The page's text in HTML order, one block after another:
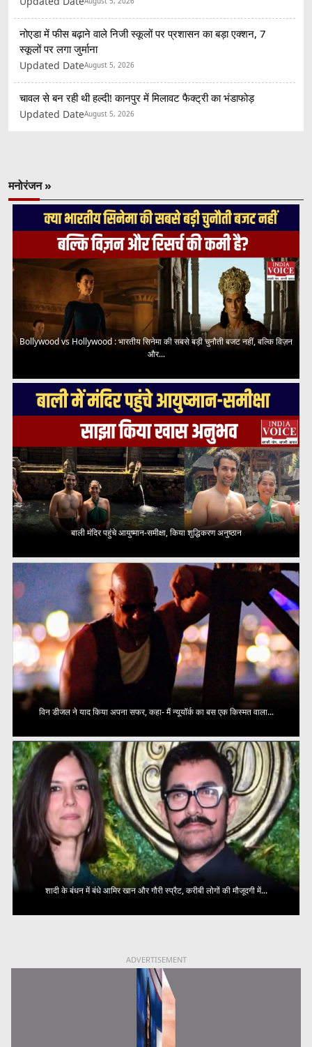
नोएडा में फीस बढ़ाने वाले निजी स्कूलों पर प्रशासन का बड़ा एक्शन, 7
स्कूलों पर लगा जुर्माना
Updated DateAugust 5, 2026
चावल से बन रही थी हल्दी! कानपुर में मिलावट फैक्ट्री का भंडाफोड़
Updated DateAugust 5, 2026
मनोरंजन »
Bollywood vs Hollywood : भारतीय सिनेमा की सबसे बड़ी चुनौती बजट नहीं, बल्कि विज़न
और...
बाली मंदिर पहुंचे आयुष्मान-समीक्षा, किया शुद्धिकरण अनुष्ठान
विन डीजल ने याद किया अपना सफर, कहा- मैं न्यूयॉर्क का बस एक किस्मत वाला...
शादी के बंधन में बंधे आमिर खान और गौरी स्प्रैट, करीबी लोगों की मौजूदगी में...
ADVERTISEMENT